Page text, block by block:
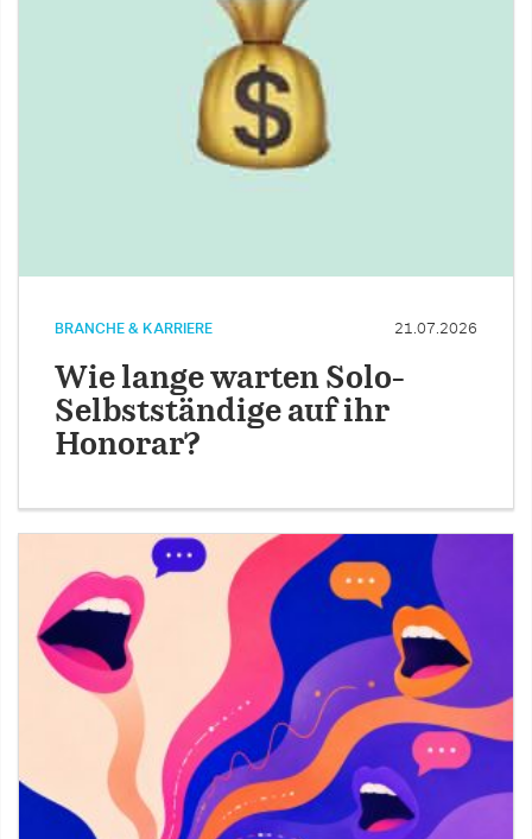
BRANCHE & KARRIERE 21.07.2026
Wie lange warten Solo-
Selbstständige auf ihr
Honorar?